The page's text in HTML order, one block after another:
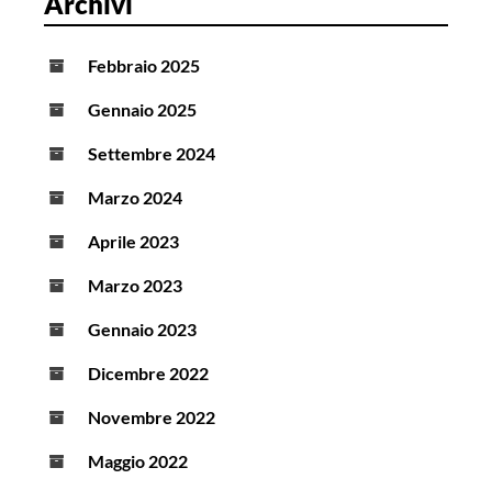
Febbraio 2025
Gennaio 2025
Settembre 2024
Marzo 2024
Aprile 2023
Marzo 2023
Gennaio 2023
Dicembre 2022
Novembre 2022
Maggio 2022